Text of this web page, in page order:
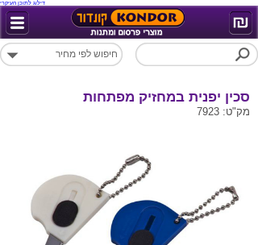
דילוג לתוכן העיקרי
סכין יפנית במחזיק מפתחות
מק"ט: 7923